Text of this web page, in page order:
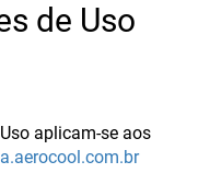
de Uso
aplicam-se aos